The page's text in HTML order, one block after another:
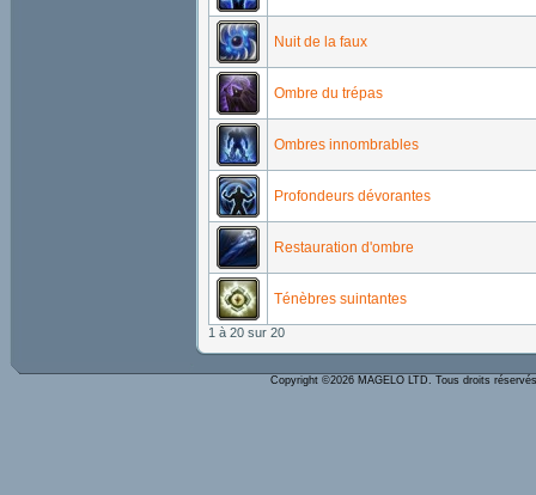
Nuit de la faux
Ombre du trépas
Ombres innombrables
Profondeurs dévorantes
Restauration d'ombre
Ténèbres suintantes
1 à 20 sur 20
Copyright ©2026 MAGELO LTD. Tous droits